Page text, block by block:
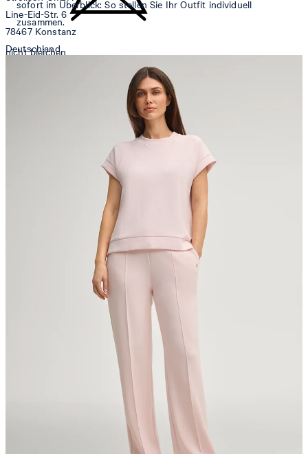
nicht bleichen
liegend und im Schatten trocknen
Bügeln bei geringer Temperatur
Line-Eid-Str. 6
78467 Konstanz
Deutschland
Sonnenwiesenstrasse 21
sofort im Überblick: So stellen Sie Ihr Outfit individuell
zusammen.